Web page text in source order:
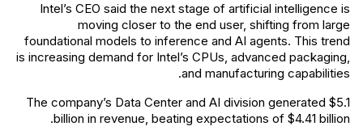
Intel’s CEO said the next stage of artificial intelligence is
moving closer to the end user, shifting from large
foundational models to inference and AI agents. This trend
is increasing demand for Intel’s CPUs, advanced packaging,
and manufacturing capabilities.
The company’s Data Center and AI division generated $5.1
billion in revenue, beating expectations of $4.41 billion.